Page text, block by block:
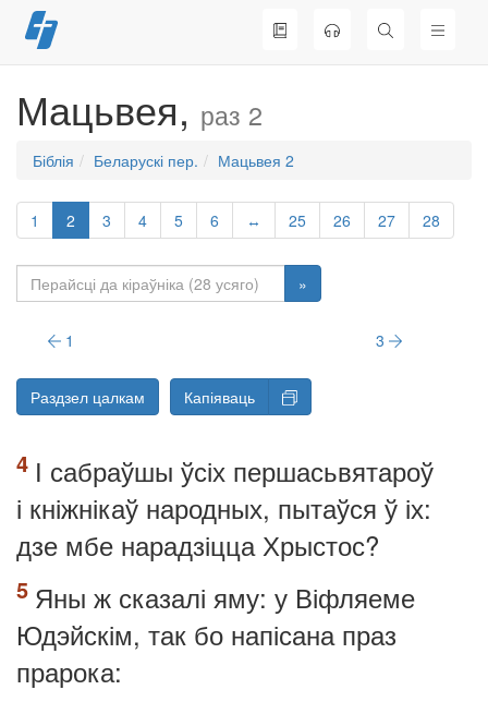
Перайсці
да
Мацьвея, раз 2
Біблія Беларускі пер. Мацьвея 2
1 2 3 4 5 6 ↔ 25 26 27 28
»
1 3
Раздзел цалкам Капіяваць
І сабраўшы ўсіх першасьвятароў
і кніжнікаў народных, пытаўся ў іх:
дзе мбе нарадзіцца Хрыстос?
Яны ж сказалі яму: у Віфляеме
Юдэйскім, так бо напісана праз
прарока: